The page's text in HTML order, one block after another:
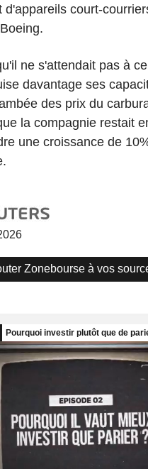
d'appareils court-
ne s'attendait pas à
davantage ses
des prix du
la compagnie restait
une croissance de
Zonebourse à vos